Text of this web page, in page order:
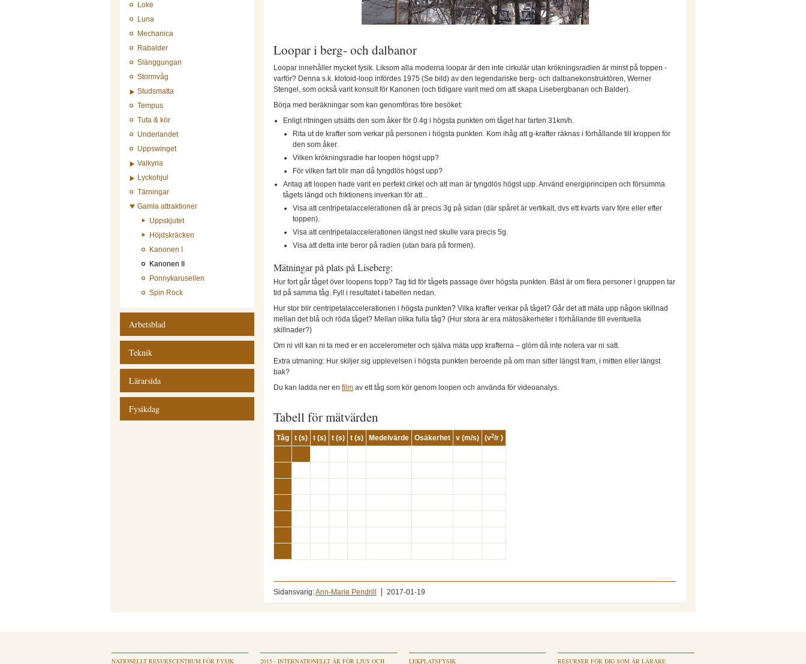
Loke
Luna
Mechanica
Rabalder
Slänggungan
Stormvåg
Studsmatta
Tempus
Tuta & kör
Underlandet
Uppswinget
Valkyria
Lyckohjul
Tärningar
Gamla attraktioner
Uppskjutet
Höjdskräcken
Kanonen I
Kanonen II
Ponnykarusellen
Spin Rock
Arbetsblad
Teknik
Lärarsida
Fysikdag
Loopar i berg- och dalbanor
Loopar innehåller mycket fysik. Liksom alla moderna loopar är den inte cirkulär utan krökningsradien är minst på toppen -
varför? Denna s.k. klotoid-loop infördes 1975 (Se bild) av den legendariske berg- och dalbanekonstruktören, Werner
Stengel, som också varit konsult för Kanonen (och tidigare varit med om att skapa Lisebergbanan och Balder).
Börja med beräkningar som kan genomföras före besöket:
Enligt ritningen utsätts den som åker för 0.4g i högsta punkten om tåget har farten 31km/h.
Rita ut de krafter som verkar på personen i högsta punkten. Kom ihåg att g-krafter räknas i förhållande till kroppen för
den som åker.
Vilken krökningsradie har loopen högst upp?
För vilken fart blir man då tyngdlös högst upp?
Antag att loopen hade varit en perfekt cirkel och att man är tyngdlös högst upp. Använd energiprincipen och försumma
tågets längd och friktionens inverkan för att...
Visa att centripetalaccelerationen då är precis 3g på sidan (där spåret är vertikalt, dvs ett kvarts varv före eller efter
toppen).
Visa att centripetalaccelerationen längst ned skulle vara precis 5g.
Visa att detta inte beror på radien (utan bara på formen).
Mätningar på plats på Liseberg:
Hur fort går tåget över loopens topp? Tag tid för tågets passage över högsta punkten. Bäst är om flera personer i gruppen tar
tid på samma tåg. Fyll i resultatet i tabellen nedan.
Hur stor blir centripetalaccelerationen i högsta punkten? Vilka krafter verkar på tåget? Går det att mäta upp någon skillnad
mellan det blå och röda tåget? Mellan olika fulla tåg? (Hur stora är era mätosäkerheter i förhållande till eventuella
skillnader?)
Om ni vill kan ni ta med er en accelerometer och själva mäta upp krafterna – glöm då inte notera var ni satt.
Extra utmaning: Hur skiljer sig upplevelsen i högsta punkten beroende på om man sitter längst fram, i mitten eller längst
bak?
Du kan ladda ner en film av ett tåg som kör genom loopen och använda för videoanalys.
Tabell för mätvärden
Tåg t (s) t (s) t (s) t (s) Medelvärde Osäkerhet v (m/s) (v2/r )
Sidansvarig:Ann-Marie Pendrill 2017-01-19
NATIONELLT RESURSCENTRUM FÖR FYSIK 2015 - INTERNATIONELLT ÅR FÖR LJUS OCH LEKPLATSFYSIK RESURSER FÖR DIG SOM ÄR LÄRARE